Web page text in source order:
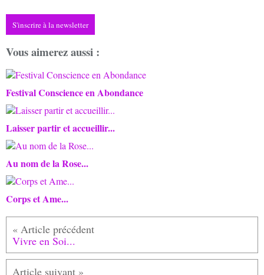
S'inscrire à la newsletter
Vous aimerez aussi :
Festival Conscience en Abondance
Laisser partir et accueillir...
Au nom de la Rose...
Corps et Ame...
Vivre en Soi...